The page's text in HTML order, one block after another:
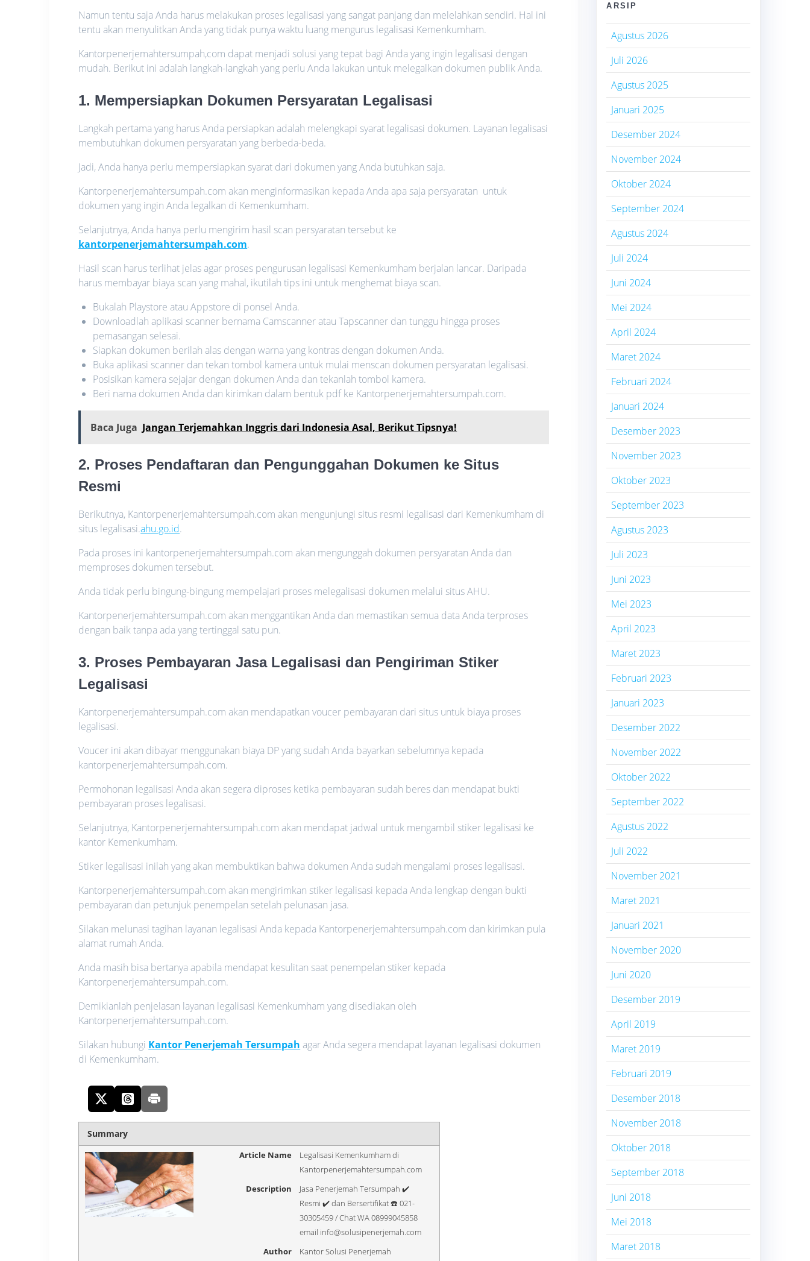
Namun tentu saja Anda harus melakukan proses legalisasi yang sangat panjang dan melelahkan sendiri. Hal ini
tentu akan menyulitkan Anda yang tidak punya waktu luang mengurus legalisasi Kemenkumham.
Kantorpenerjemahtersumpah,com dapat menjadi solusi yang tepat bagi Anda yang ingin legalisasi dengan
mudah. Berikut ini adalah langkah-langkah yang perlu Anda lakukan untuk melegalkan dokumen publik Anda.
1. Mempersiapkan Dokumen Persyaratan Legalisasi
Langkah pertama yang harus Anda persiapkan adalah melengkapi syarat legalisasi dokumen. Layanan legalisasi
membutuhkan dokumen persyaratan yang berbeda-beda.
Jadi, Anda hanya perlu mempersiapkan syarat dari dokumen yang Anda butuhkan saja.
Kantorpenerjemahtersumpah.com akan menginformasikan kepada Anda apa saja persyaratan untuk
dokumen yang ingin Anda legalkan di Kemenkumham.
Selanjutnya, Anda hanya perlu mengirim hasil scan persyaratan tersebut ke
kantorpenerjemahtersumpah.com.
Hasil scan harus terlihat jelas agar proses pengurusan legalisasi Kemenkumham berjalan lancar. Daripada
harus membayar biaya scan yang mahal, ikutilah tips ini untuk menghemat biaya scan.
Bukalah Playstore atau Appstore di ponsel Anda.
Downloadlah aplikasi scanner bernama Camscanner atau Tapscanner dan tunggu hingga proses
pemasangan selesai.
Siapkan dokumen berilah alas dengan warna yang kontras dengan dokumen Anda.
Buka aplikasi scanner dan tekan tombol kamera untuk mulai menscan dokumen persyaratan legalisasi.
Posisikan kamera sejajar dengan dokumen Anda dan tekanlah tombol kamera.
Beri nama dokumen Anda dan kirimkan dalam bentuk pdf ke Kantorpenerjemahtersumpah.com.
Baca Juga Jangan Terjemahkan Inggris dari Indonesia Asal, Berikut Tipsnya!
2. Proses Pendaftaran dan Pengunggahan Dokumen ke Situs
Resmi
Berikutnya, Kantorpenerjemahtersumpah.com akan mengunjungi situs resmi legalisasi dari Kemenkumham di
situs legalisasi.ahu.go.id.
Pada proses ini kantorpenerjemahtersumpah.com akan mengunggah dokumen persyaratan Anda dan
memproses dokumen tersebut.
Anda tidak perlu bingung-bingung mempelajari proses melegalisasi dokumen melalui situs AHU.
Kantorpenerjemahtersumpah.com akan menggantikan Anda dan memastikan semua data Anda terproses
dengan baik tanpa ada yang tertinggal satu pun.
3. Proses Pembayaran Jasa Legalisasi dan Pengiriman Stiker
Legalisasi
Kantorpenerjemahtersumpah.com akan mendapatkan voucer pembayaran dari situs untuk biaya proses
legalisasi.
Voucer ini akan dibayar menggunakan biaya DP yang sudah Anda bayarkan sebelumnya kepada
kantorpenerjemahtersumpah.com.
Permohonan legalisasi Anda akan segera diproses ketika pembayaran sudah beres dan mendapat bukti
pembayaran proses legalisasi.
Selanjutnya, Kantorpenerjemahtersumpah.com akan mendapat jadwal untuk mengambil stiker legalisasi ke
kantor Kemenkumham.
Stiker legalisasi inilah yang akan membuktikan bahwa dokumen Anda sudah mengalami proses legalisasi.
Kantorpenerjemahtersumpah.com akan mengirimkan stiker legalisasi kepada Anda lengkap dengan bukti
pembayaran dan petunjuk penempelan setelah pelunasan jasa.
Silakan melunasi tagihan layanan legalisasi Anda kepada Kantorpenerjemahtersumpah.com dan kirimkan pula
alamat rumah Anda.
Anda masih bisa bertanya apabila mendapat kesulitan saat penempelan stiker kepada
Kantorpenerjemahtersumpah.com.
Demikianlah penjelasan layanan legalisasi Kemenkumham yang disediakan oleh
Kantorpenerjemahtersumpah.com.
Silakan hubungi Kantor Penerjemah Tersumpah agar Anda segera mendapat layanan legalisasi dokumen
di Kemenkumham.
Summary
Article Name
Legalisasi Kemenkumham di
Kantorpenerjemahtersumpah.com
Description
Jasa Penerjemah Tersumpah ✔️
Resmi ✔️ dan Bersertifikat ☎️ 021-
30305459 / Chat WA 08999045858
email info@solusipenerjemah.com
Author
Kantor Solusi Penerjemah
ARSIP
Agustus 2026
Juli 2026
Agustus 2025
Januari 2025
Desember 2024
November 2024
Oktober 2024
September 2024
Agustus 2024
Juli 2024
Juni 2024
Mei 2024
April 2024
Maret 2024
Februari 2024
Januari 2024
Desember 2023
November 2023
Oktober 2023
September 2023
Agustus 2023
Juli 2023
Juni 2023
Mei 2023
April 2023
Maret 2023
Februari 2023
Januari 2023
Desember 2022
November 2022
Oktober 2022
September 2022
Agustus 2022
Juli 2022
November 2021
Maret 2021
Januari 2021
November 2020
Juni 2020
Desember 2019
April 2019
Maret 2019
Februari 2019
Desember 2018
November 2018
Oktober 2018
September 2018
Juni 2018
Mei 2018
Maret 2018